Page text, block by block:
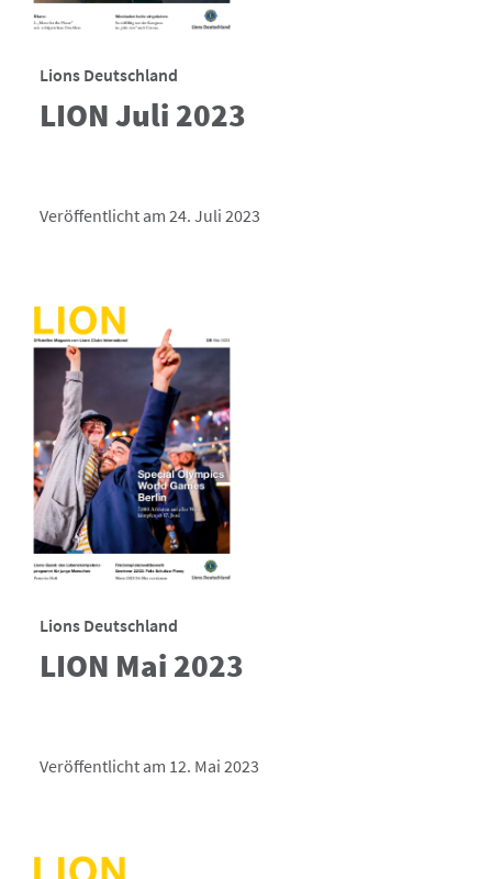
Lions Deutschland
LION Juli 2023
Veröffentlicht am 24. Juli 2023
Lions Deutschland
LION Mai 2023
Veröffentlicht am 12. Mai 2023